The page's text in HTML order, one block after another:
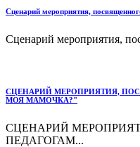
Сценарий мероприятия,
Сценарий мероприятия,
СЦЕНАРИЙ МЕРОПРИЯТИЯ,
МОЯ МАМОЧКА?"
СЦЕНАРИЙ
ПЕДАГОГАМ...